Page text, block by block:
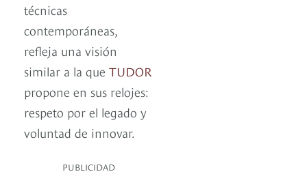
técnicas
contemporáneas,
refleja una visión
similar a la que TUDOR
propone en sus relojes:
respeto por el legado y
voluntad de innovar.
PUBLICIDAD